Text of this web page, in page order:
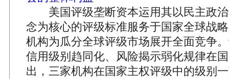
美国评级垄断资本运用其以民主政治
念为核心的评级标准服务于国家全球战
机构为瓜分全球评级市场展开全面竞争
信用级别趋同化、风险揭示弱化规律在
出，三家机构在国家主权评级中的级别